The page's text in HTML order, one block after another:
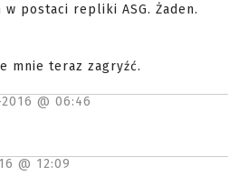
postaci repliki ASG. Żaden.
mnie teraz zagryźć.
@ 06:46
@ 12:09